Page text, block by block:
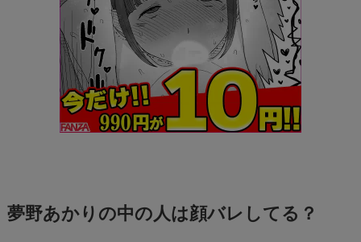
夢野あかりの中の人は顔バレしてる？